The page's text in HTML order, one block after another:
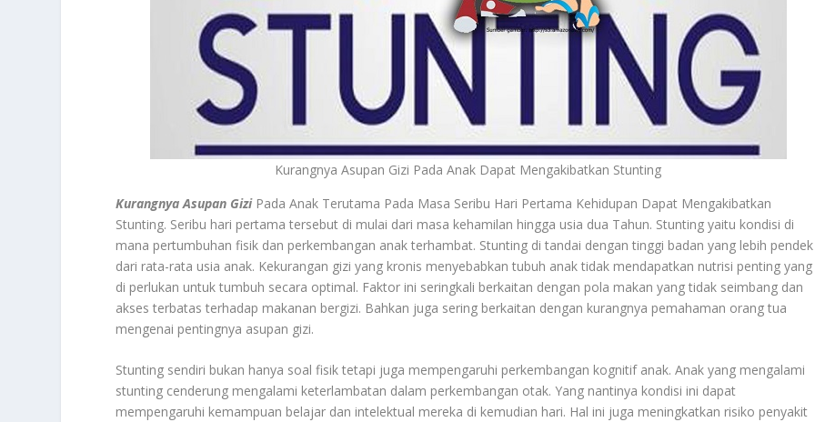
Kurangnya Asupan Gizi Pada Anak Dapat Mengakibatkan Stunting
Kurangnya Asupan GiziPada Anak Terutama Pada Masa Seribu Hari Pertama Kehidupan Dapat Mengakibatkan
Stunting. Seribu hari pertama tersebut di mulai dari masa kehamilan hingga usia dua Tahun. Stunting yaitu kondisi di
mana pertumbuhan fisik dan perkembangan anak terhambat. Stunting di tandai dengan tinggi badan yang lebih pendek
dari rata-rata usia anak. Kekurangan gizi yang kronis menyebabkan tubuh anak tidak mendapatkan nutrisi penting yang
di perlukan untuk tumbuh secara optimal. Faktor ini seringkali berkaitan dengan pola makan yang tidak seimbang dan
akses terbatas terhadap makanan bergizi. Bahkan juga sering berkaitan dengan kurangnya pemahaman orang tua
mengenai pentingnya asupan gizi.
Stunting sendiri bukan hanya soal fisik tetapi juga mempengaruhi perkembangan kognitif anak. Anak yang mengalami
stunting cenderung mengalami keterlambatan dalam perkembangan otak. Yang nantinya kondisi ini dapat
mempengaruhi kemampuan belajar dan intelektual mereka di kemudian hari. Hal ini juga meningkatkan risiko penyakit